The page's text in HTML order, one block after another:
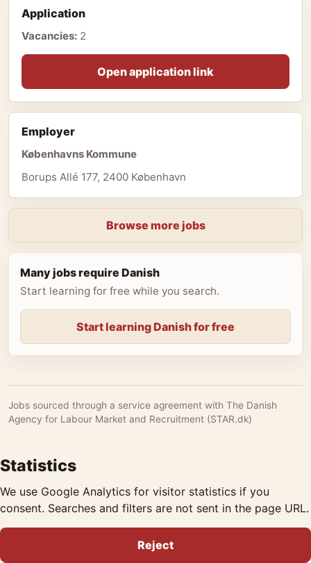
Application
Vacancies: 2
Open application link
Employer
Københavns Kommune
Borups Allé 177, 2400 København
Browse more jobs
Many jobs require Danish
Start learning for free while you search.
Start learning Danish for free
Jobs sourced through a service agreement with The Danish
Agency for Labour Market and Recruitment (STAR.dk)
Statistics
We use Google Analytics for visitor statistics if you
consent. Searches and filters are not sent in the page URL.
Reject